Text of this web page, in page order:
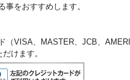
事をおすすめします。
（VISA、MASTER、JCB、
けます。